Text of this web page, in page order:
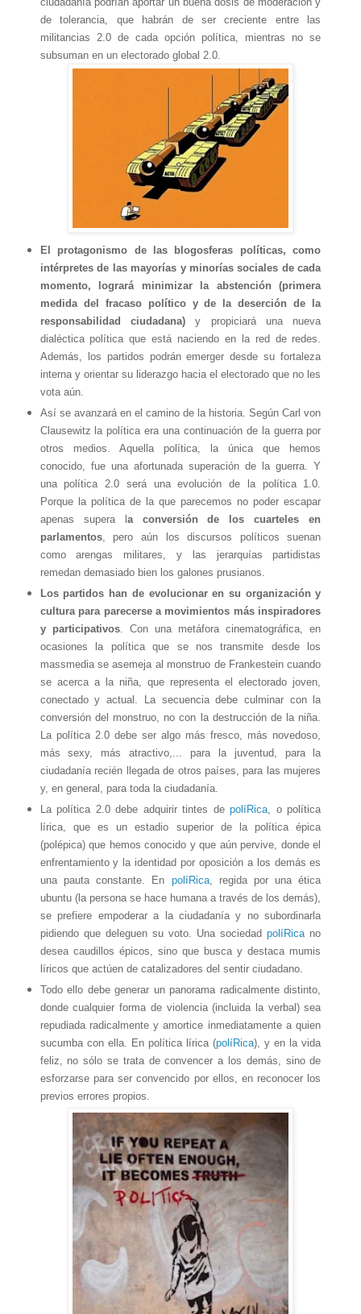
de tolerancia, que habrán de ser creciente entre las
militancias 2.0 de cada opción política, mientras no se
subsuman en un electorado global 2.0.
El protagonismo de las blogosferas políticas, como
intérpretes de las mayorías y minorías sociales de cada
momento, logrará minimizar la abstención (primera
medida del fracaso político y de la deserción de la
responsabilidad ciudadana)y propiciará una nueva
dialéctica política que está naciendo en la red de redes.
Además, los partidos podrán emerger desde su fortaleza
interna y orientar su liderazgo hacia el electorado que no les
vota aún.
Así se avanzará en el camino de la historia. Según Carl von
Clausewitz la política era una continuación de la guerra por
otros medios. Aquella política, la única que hemos
conocido, fue una afortunada superación de la guerra. Y
una política 2.0 será una evolución de la política 1.0.
Porque la política de la que parecemos no poder escapar
apenas supera l a conversión de los cuarteles en
parlamentos, pero aún los discursos políticos suenan
como arengas militares, y las jerarquías partidistas
remedan demasiado bien los galones prusianos.
Los partidos han de evolucionar en su organización y
cultura para parecerse a movimientos más inspiradores
y participativos. Con una metáfora cinematográfica, en
ocasiones la política que se nos transmite desde los
massmedia se asemeja al monstruo de Frankestein cuando
se acerca a la niña, que representa el electorado joven,
conectado y actual. La secuencia debe culminar con la
conversión del monstruo, no con la destrucción de la niña.
La política 2.0 debe ser algo más fresco, más novedoso,
más sexy, más atractivo,... para la juventud, para la
ciudadanía recién llegada de otros países, para las mujeres
y, en general, para toda la ciudadanía.
La política 2.0 debe adquirir tintes depolíRica , o política
lírica, que es un estadio superior de la política épica
(polépica) que hemos conocido y que aún pervive, donde el
enfrentamiento y la identidad por oposición a los demás es
una pauta constante. En políRica, regida por una ética
ubuntu (la persona se hace humana a través de los demás),
se prefiere empoderar a la ciudadanía y no subordinarla
pidiendo que deleguen su voto. Una sociedadpolíRica no
desea caudillos épicos, sino que busca y destaca mumis
líricos que actúen de catalizadores del sentir ciudadano.
Todo ello debe generar un panorama radicalmente distinto,
donde cualquier forma de violencia (incluida la verbal) sea
repudiada radicalmente y amortice inmediatamente a quien
sucumba con ella. En política lírica (políRica), y en la vida
feliz, no sólo se trata de convencer a los demás, sino de
esforzarse para ser convencido por ellos, en reconocer los
previos errores propios.